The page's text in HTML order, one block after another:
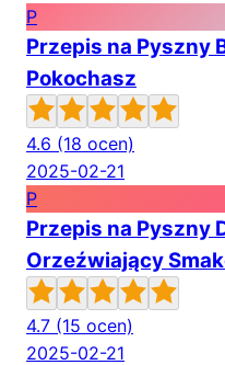
P
Przepis na Pyszny
Pokochasz
4.6 (18 ocen)
2025-02-21
P
Przepis na Pyszny
Orzeźwiający
4.7 (15 ocen)
2025-02-21